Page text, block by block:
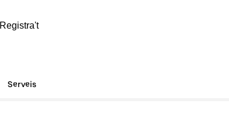
Registra't
Serveis